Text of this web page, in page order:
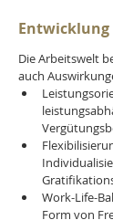
Die Arbeitswelt
auch
Work-Life-
Form von